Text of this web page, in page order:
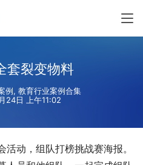
套裂变物料
例, 教育行业案例合集
24日 上午11:02
活动，组队打榜挑战赛海报。